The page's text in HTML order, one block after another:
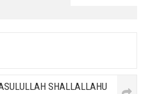
SHALLALLAHU